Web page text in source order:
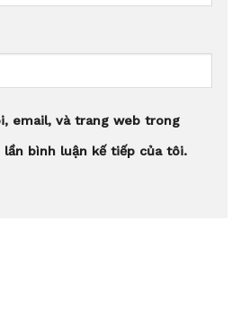
email, và trang web trong
bình luận kế tiếp của tôi.